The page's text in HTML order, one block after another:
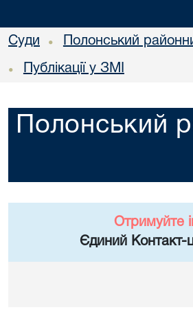
Суди • Полонський
• Публікації у ЗМІ
Полонський
Отримуйте
Єдиний Контакт-